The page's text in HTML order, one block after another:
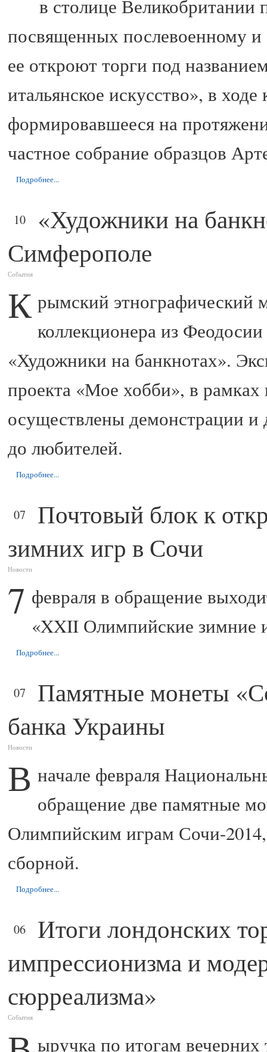
в столице Великобритании
посвященных послевоенному и
ее откроют торги под
итальянское искусство», в
формировавшееся на
частное собрание образцов
Подробнее...
10
«Художники на
Симферополе
События
К рымский этнографический
коллекционера из
«Художники на банкнотах».
проекта «Мое хобби», в
осуществлены демонстрации и
до любителей.
Подробнее...
07
Почтовый блок к
зимних игр в Сочи
Новости
7 февраля в обращение
«XXII Олимпийские зимние
Подробнее...
07
Памятные монеты
банка Украины
Новости
В начале февраля
обращение две памятные
Олимпийским играм Сочи-
сборной.
Подробнее...
06
Итоги лондонских
импрессионизма и
сюрреализма»
События
ыручка по итогам вечерних